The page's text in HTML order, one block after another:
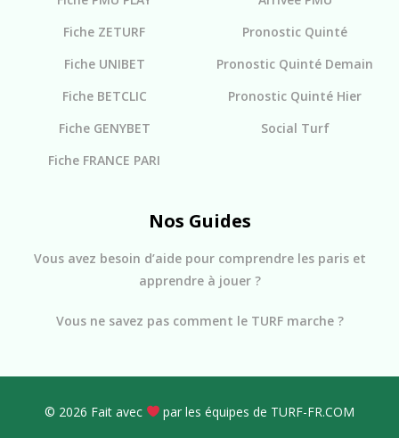
Fiche ZETURF
Fiche UNIBET
Fiche BETCLIC
Fiche GENYBET
Fiche FRANCE PARI
Pronostic Quinté
Pronostic Quinté Demain
Pronostic Quinté Hier
Social Turf
Nos Guides
Vous avez besoin d’aide pour comprendre les paris et
apprendre à jouer ?
Vous ne savez pas comment le TURF marche ?
© 2026 Fait avec par les équipes de TURF-FR.COM